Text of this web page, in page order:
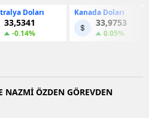
Doları
33,5341
-0.14%
Kanada Doları
33,9753
0.05%
NAZMİ ÖZDEN GÖREVDEN